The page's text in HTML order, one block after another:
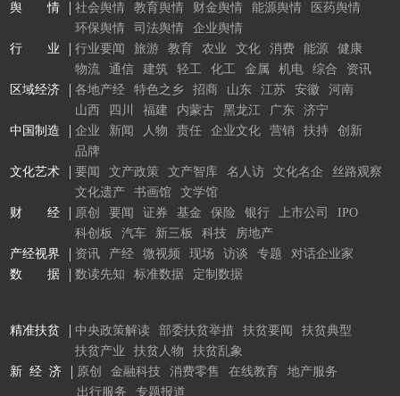
舆 情
社会舆情 教育舆情 财金舆情 能源舆情
医药舆情
环保舆情
司法舆情
企业舆情
行 业
行业要闻 旅游 教育 农业 文化 消费 能源
健康
物流
通信 建筑 轻工 化工 金属 机电 综合
资讯
区域经济
各地产经 特色之乡 招商 山东 江苏 安徽
河南
山西
四川 福建 内蒙古 黑龙江 广东
济宁
中国制造
企业 新闻 人物 责任 企业文化 营销 扶持
创新
品牌
文化艺术
要闻 文产政策 文产智库 名人访 文化名企
丝路观察
文化遗产
书画馆
文学馆
财 经
原创 要闻 证券 基金 保险 银行 上市公司
IPO
科创板
汽车 新三板 科技
房地产
产经视界
资讯 产经 微视频 现场 访谈 专题
对话企业家
数 据
数读先知 标准数据 定制数据
精准扶贫 中央政策解读 部委扶贫举措 扶贫要闻
扶贫典型
扶贫产业
扶贫人物
扶贫乱象
新 经 济
原创 金融科技 消费零售 在线教育
地产服务
出行服务
专题报道